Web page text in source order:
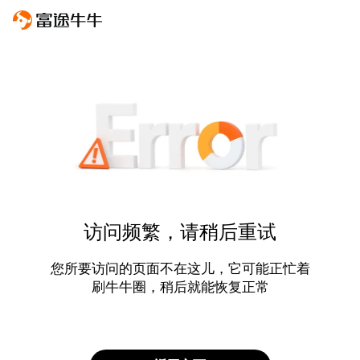
访问频繁，请稍后重试
您所要访问的页面不在这儿，它可能正忙着
刷牛牛圈，稍后就能恢复正常